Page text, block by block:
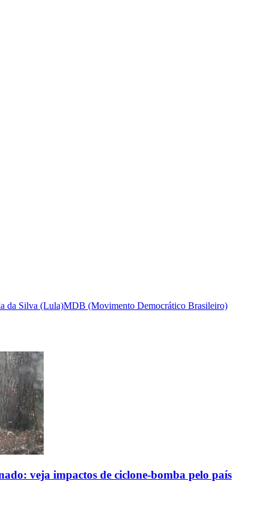
da Silva (Lula)MDB (Movimento Democrático Brasileiro)
veja impactos de ciclone-bomba pelo país